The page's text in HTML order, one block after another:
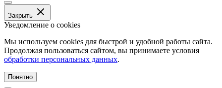
Закрыть
Уведомление о cookies
Мы используем cookies для быстрой и удобной работы сайта.
Продолжая пользоваться сайтом, вы принимаете условия
обработки персональных данных.
Понятно